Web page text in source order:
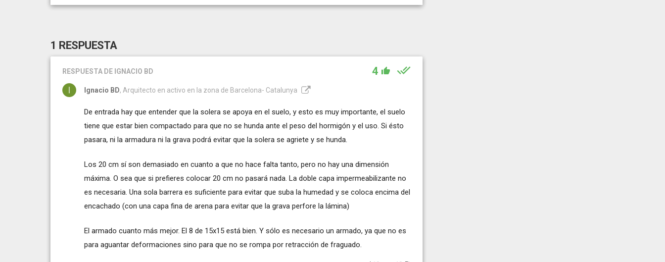
1 RESPUESTA
RESPUESTA DE IGNACIO BD 4
Ignacio BD, Arquitecto en activo en la zona de Barcelona- Catalunya
De entrada hay que entender que la solera se apoya en el suelo, y esto es muy importante, el suelo
tiene que estar bien compactado para que no se hunda ante el peso del hormigón y el uso. Si ésto
pasara, ni la armadura ni la grava podrá evitar que la solera se agriete y se hunda.
Los 20 cm sí son demasiado en cuanto a que no hace falta tanto, pero no hay una dimensión
máxima. O sea que si prefieres colocar 20 cm no pasará nada. La doble capa impermeabilizante no
es necesaria. Una sola barrera es suficiente para evitar que suba la humedad y se coloca encima del
encachado (con una capa fina de arena para evitar que la grava perfore la lámina)
El armado cuanto más mejor. El 8 de 15x15 está bien. Y sólo es necesario un armado, ya que no es
para aguantar deformaciones sino para que no se rompa por retracción de fraguado.